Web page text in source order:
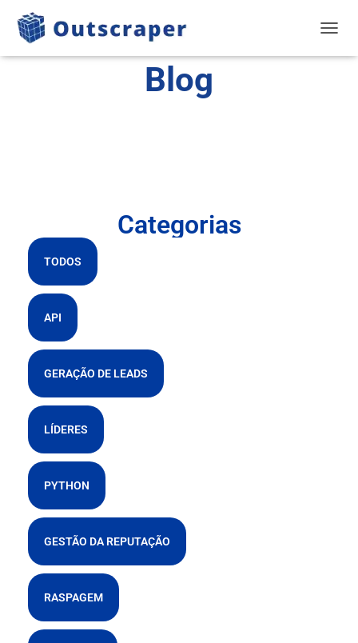
Blog
Categorias
TODOS
API
GERAÇÃO DE LEADS
LÍDERES
PYTHON
GESTÃO DA REPUTAÇÃO
RASPAGEM